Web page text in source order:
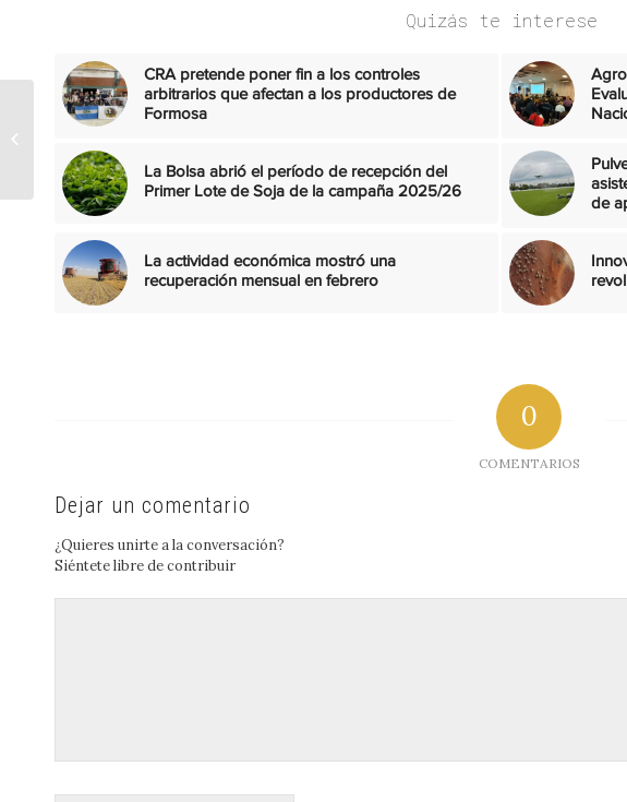
Quizás te interese
CRA pretende poner fin a los controles
arbitrarios que afectan a los productores de
Formosa
La Bolsa abrió el período de recepción del
Primer Lote de Soja de la campaña 2025/26
de
La actividad económica mostró una
recuperación mensual en febrero
0
COMENTARIOS
Dejar un comentario
¿Quieres unirte a la conversación?
Siéntete libre de contribuir
Nicolás Pino reafirmó
en Puerto Deseado el
compromiso de la
Sociedad Rural...